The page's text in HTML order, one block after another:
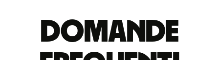
Domande